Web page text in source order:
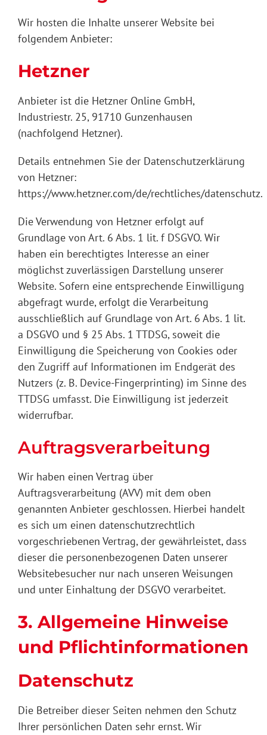
Wir hosten die Inhalte unserer Website bei
folgendem Anbieter:
Hetzner
Anbieter ist die Hetzner Online GmbH,
Industriestr. 25, 91710 Gunzenhausen
(nachfolgend Hetzner).
Details entnehmen Sie der Datenschutzerklärung
von Hetzner:
https://www.hetzner.com/de/rechtliches/datenschutz.
Die Verwendung von Hetzner erfolgt auf
Grundlage von Art. 6 Abs. 1 lit. f DSGVO. Wir
haben ein berechtigtes Interesse an einer
möglichst zuverlässigen Darstellung unserer
Website. Sofern eine entsprechende Einwilligung
abgefragt wurde, erfolgt die Verarbeitung
ausschließlich auf Grundlage von Art. 6 Abs. 1 lit.
a DSGVO und § 25 Abs. 1 TTDSG, soweit die
Einwilligung die Speicherung von Cookies oder
den Zugriff auf Informationen im Endgerät des
Nutzers (z. B. Device-Fingerprinting) im Sinne des
TTDSG umfasst. Die Einwilligung ist jederzeit
widerrufbar.
Auftragsverarbeitung
Wir haben einen Vertrag über
Auftragsverarbeitung (AVV) mit dem oben
genannten Anbieter geschlossen. Hierbei handelt
es sich um einen datenschutzrechtlich
vorgeschriebenen Vertrag, der gewährleistet, dass
dieser die personenbezogenen Daten unserer
Websitebesucher nur nach unseren Weisungen
und unter Einhaltung der DSGVO verarbeitet.
3. Allgemeine Hinweise
und Pflicht­informationen
Datenschutz
Die Betreiber dieser Seiten nehmen den Schutz
Ihrer persönlichen Daten sehr ernst. Wir